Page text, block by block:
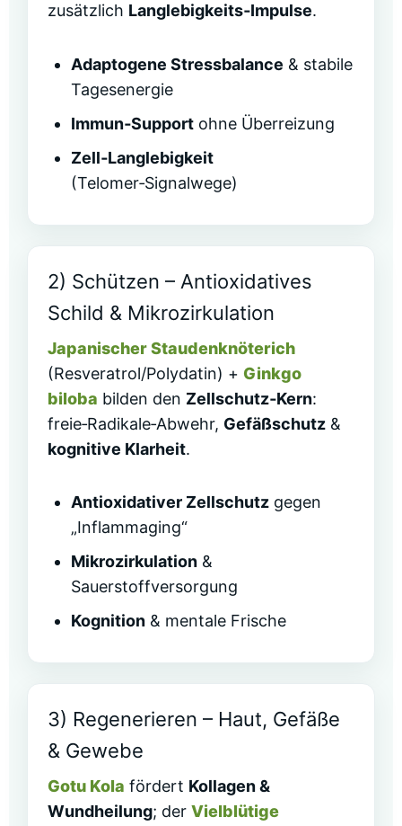
zusätzlich Langlebigkeits‑Impulse.
Adaptogene Stressbalance & stabile
Tagesenergie
Immun‑Support ohne Überreizung
Zell‑Langlebigkeit
(Telomer‑Signalwege)
2) Schützen – Antioxidatives
Schild & Mikrozirkulation
Japanischer Staudenknöterich
(Resveratrol/Polydatin) + Ginkgo
biloba bilden den Zellschutz‑Kern:
freie‑Radikale‑Abwehr, Gefäßschutz &
kognitive Klarheit.
Antioxidativer Zellschutz gegen
„Inflammaging“
Mikrozirkulation &
Sauerstoffversorgung
Kognition & mentale Frische
3) Regenerieren – Haut, Gefäße
& Gewebe
Gotu Kola fördert Kollagen &
Wundheilung; der Vielblütige